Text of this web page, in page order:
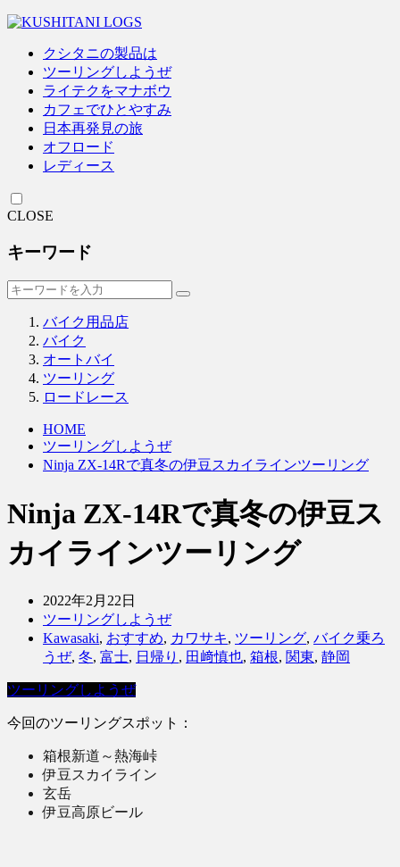
クシタニの製品は
ツーリングしようぜ
ライテクをマナボウ
カフェでひとやすみ
日本再発見の旅
オフロード
レディース
CLOSE
キーワード
バイク用品店
バイク
オートバイ
ツーリング
ロードレース
HOME
ツーリングしようぜ
Ninja ZX-14Rで真冬の伊豆スカイラインツーリング
Ninja ZX-14Rで真冬の伊豆ス
カイラインツーリング
2022年2月22日
ツーリングしようぜ
Kawasaki, おすすめ, カワサキ, ツーリング, バイク乗ろ
うぜ, 冬, 富士, 日帰り , 田﨑慎也, 箱根, 関東, 静岡
ツーリングしようぜ
今回のツーリングスポット：
箱根新道～熱海峠
伊豆スカイライン
玄岳
伊豆高原ビール